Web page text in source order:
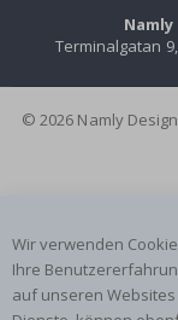
Namly
Terminalgatan
© 2026 Namly
Wir verwenden
Ihre
auf unseren